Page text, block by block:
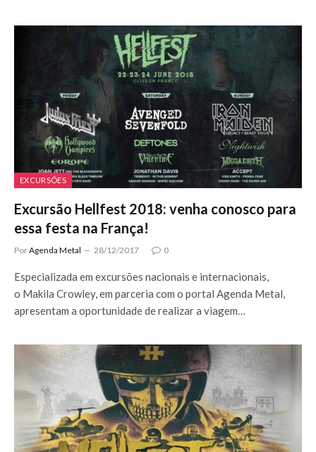
EXCURSÕES
Excursão Hellfest 2018: venha conosco para
essa festa na França!
PorAgenda Metal 28/12/2017 0
Especializada em excursões nacionais e internacionais,
o Makila Crowley, em parceria com o portal Agenda Metal,
apresentam a oportunidade de realizar a viagem…